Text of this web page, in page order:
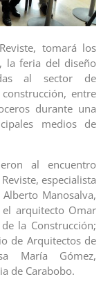
tomará los
la feria del diseño
al sector de
entre
durante una
medios de
al encuentro
especialista
Manosalva,
arquitecto Omar
la Construcción;
de Arquitectos de
María Gómez,
de Carabobo.